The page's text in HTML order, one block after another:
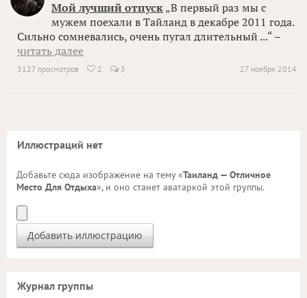
Мой лучший отпуск „В первый раз мы с
мужем поехали в Тайланд в декабре 2011 года.
Сильно сомневались, очень пугал длительный ...“ –
читать далее
27 ноября 2014
3127 просмотров  2 3
Иллюстраций нет
Добавьте сюда изображение на тему «Таиланд — Отличное
Место Для Отдыха», и оно станет аватаркой этой группы.
Журнал группы